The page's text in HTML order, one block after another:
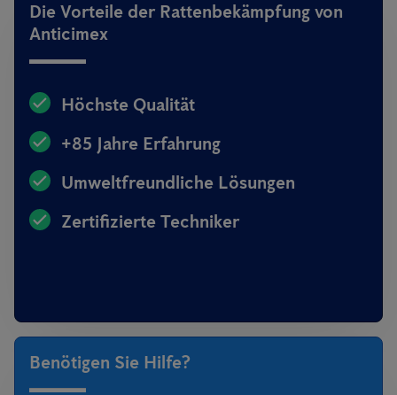
Die Vorteile der Rattenbekämpfung von
Anticimex
Höchste Qualität
+85 Jahre Erfahrung
Umweltfreundliche Lösungen
Zertifizierte Techniker
Benötigen Sie Hilfe?